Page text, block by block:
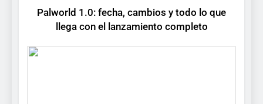
Palworld 1.0: fecha, cambios y todo lo que
llega con el lanzamiento completo